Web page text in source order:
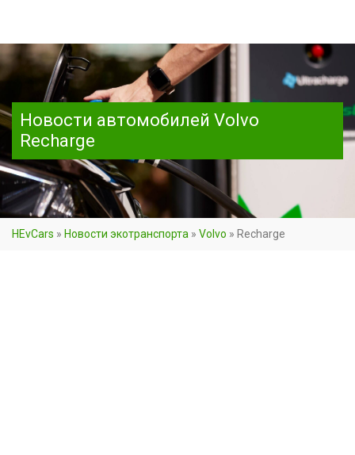
Новости автомобилей Volvo
Recharge
HEvCars » Новости экотранспорта » Volvo » Recharge